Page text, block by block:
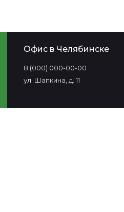
Офис в Челябинске
8 (000) 000-00-00
ул. Шапкина, д. 11